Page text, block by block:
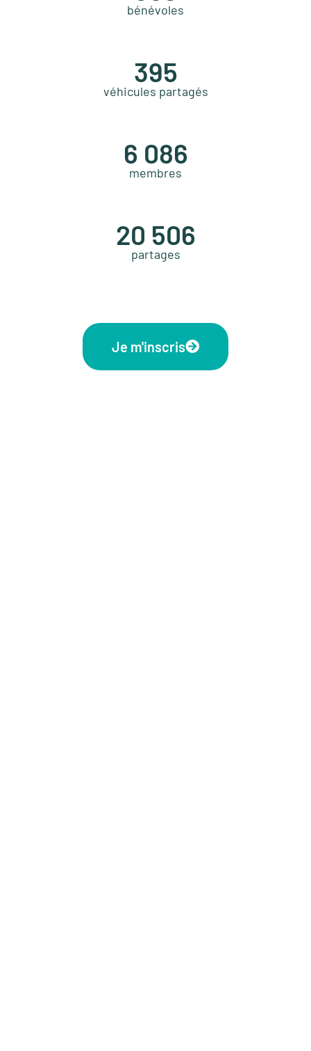
bénévoles
véhicules partagés
395
membres
6 086
partages
20 506
Je m'inscris